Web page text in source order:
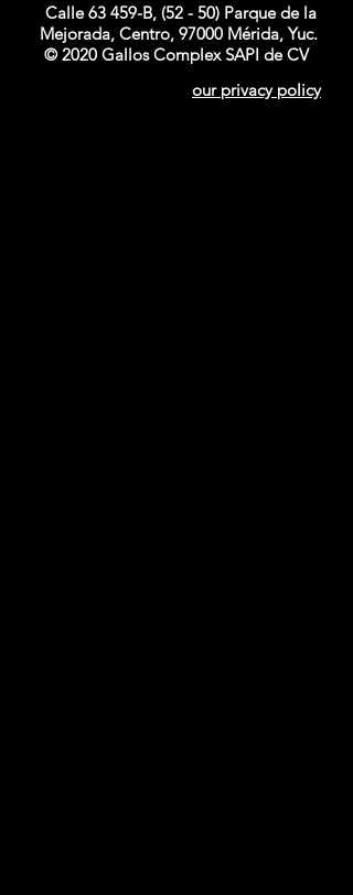
Calle 63 459-B, (52 - 50) Parque de la
Mejorada, Centro, 97000 Mérida, Yuc.
© 2020 Gallos Complex SAPI de CV
our privacy policy